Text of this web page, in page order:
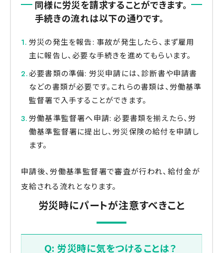
同様に労災を請求することができます。
手続きの流れは以下の通りです。
労災の発生を報告: 事故が発生したら、まず雇用
主に報告し、必要な手続きを進めてもらいます。
必要書類の準備: 労災申請には、診断書や申請書
などの書類が必要です。これらの書類は、労働基準
監督署で入手することができます。
労働基準監督署へ申請: 必要書類を揃えたら、労
働基準監督署に提出し、労災保険の給付を申請し
ます。
申請後、労働基準監督署で審査が行われ、給付金が
支給される流れとなります。
労災時にパートが注意すべきこと
Q: 労災時に気をつけることは？